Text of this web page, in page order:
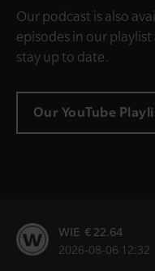
Our podcast is also
episodes in our
stay up to date.
Our YouTube
WIE € 22.64
2026-08-06 12:32